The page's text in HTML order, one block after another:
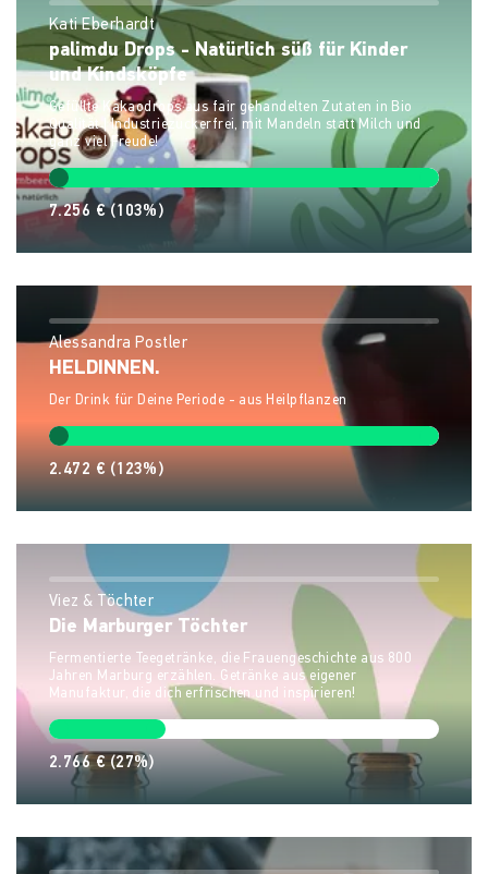
Kati Eberhardt
palimdu Drops - Natürlich süß für Kinder
und Kindsköpfe
Gefüllte Kakaodrops aus fair gehandelten Zutaten in Bio
Qualität | Industriezuckerfrei, mit Mandeln statt Milch und
ganz viel Freude!
7.256 €(103%)
Alessandra Postler
HELDINNEN.
Der Drink für Deine Periode - aus Heilpflanzen
2.472 € (123%)
Viez & Töchter
Die Marburger Töchter
Fermentierte Teegetränke, die Frauengeschichte aus 800
Jahren Marburg erzählen. Getränke aus eigener
Manufaktur, die dich erfrischen und inspirieren!
2.766 €(27%)